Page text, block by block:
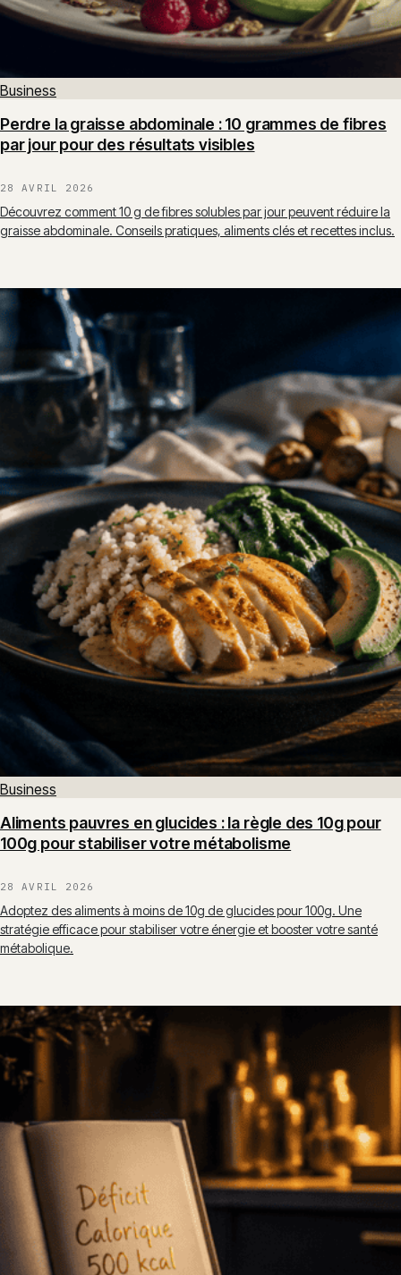
Business
Perdre la graisse abdominale : 10 grammes de fibres
par jour pour des résultats visibles
28 AVRIL 2026
Découvrez comment 10 g de fibres solubles par jour peuvent réduire la
graisse abdominale. Conseils pratiques, aliments clés et recettes inclus.
Business
Aliments pauvres en glucides : la règle des 10g pour
100g pour stabiliser votre métabolisme
28 AVRIL 2026
Adoptez des aliments à moins de 10g de glucides pour 100g. Une
stratégie efficace pour stabiliser votre énergie et booster votre santé
métabolique.